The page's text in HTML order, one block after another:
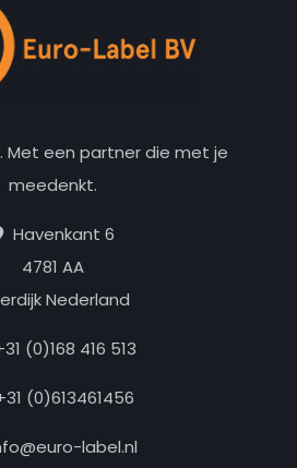
Met een partner die met je
meedenkt.
Havenkant 6
4781 AA
Nederland
(0)168 416 513
(0)613461456
label.nl